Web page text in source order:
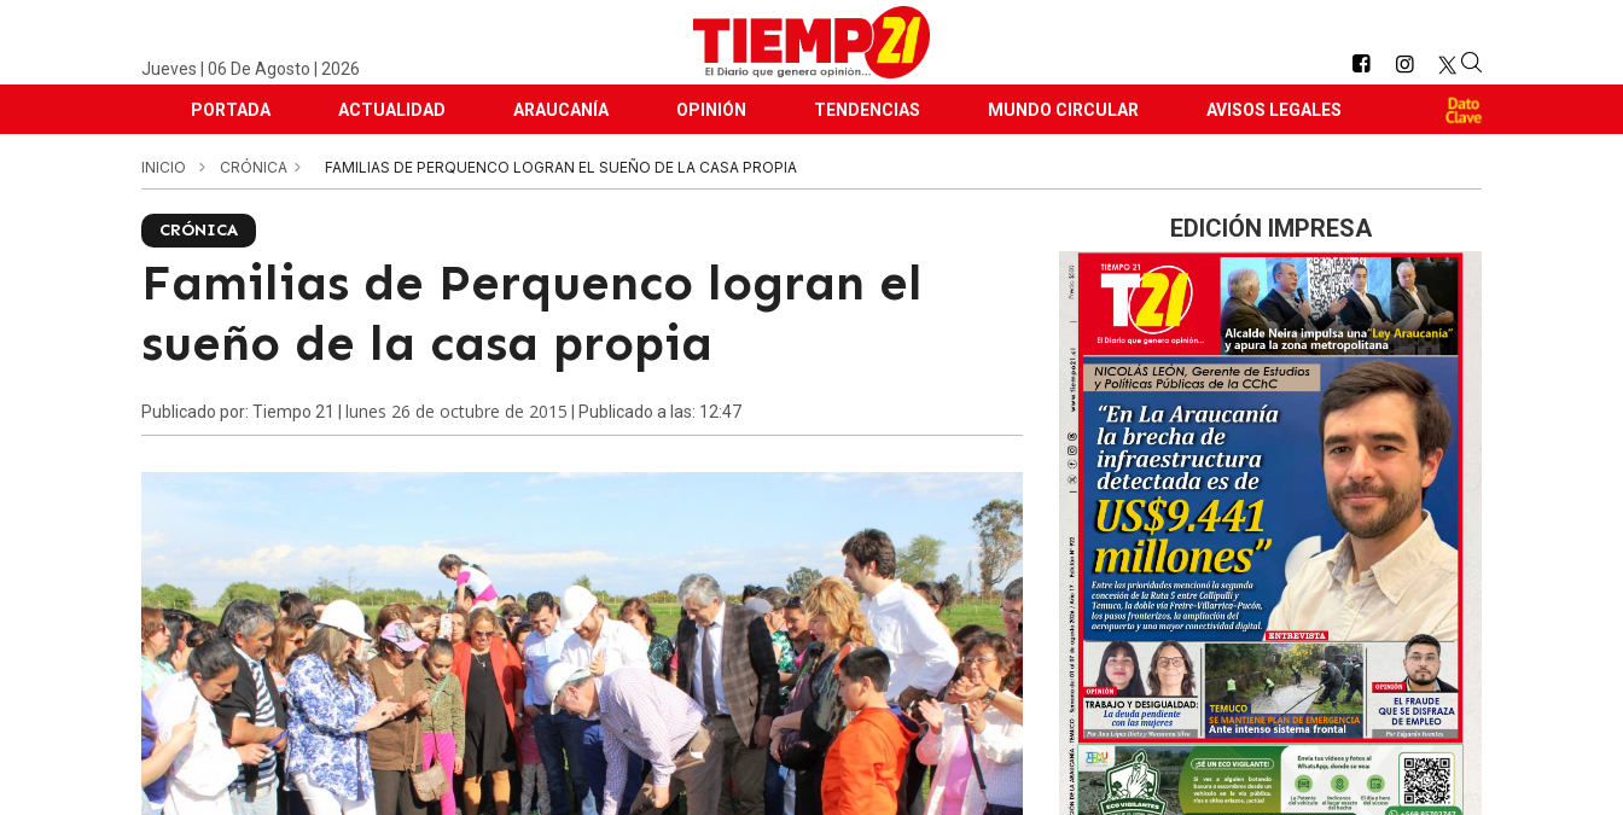
Jueves | 06 De Agosto | 2026
PORTADA ACTUALIDAD ARAUCANÍA OPINIÓN TENDENCIAS MUNDO CIRCULAR AVISOS LEGALES
INICIO CRÓNICA FAMILIAS DE PERQUENCO LOGRAN EL SUEÑO DE LA CASA PROPIA
CRÓNICA
Familias de Perquenco logran el
sueño de la casa propia
Publicado por: Tiempo 21 | lunes 26 de octubre de 2015 | Publicado a las: 12:47
EDICIÓN IMPRESA